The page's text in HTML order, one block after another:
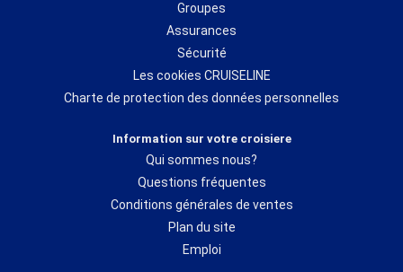
Groupes
Assurances
Sécurité
Les cookies CRUISELINE
Charte de protection des données personnelles
Information sur votre croisiere
Qui sommes nous?
Questions fréquentes
Conditions générales de ventes
Plan du site
Emploi